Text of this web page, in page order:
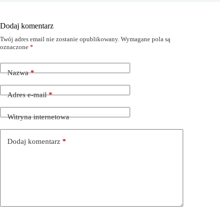
Dodaj komentarz
Twój adres email nie zostanie opublikowany. Wymagane pola są
oznaczone *
Nazwa*
Adres e-mail*
Witryna internetowa
Dodaj komentarz *